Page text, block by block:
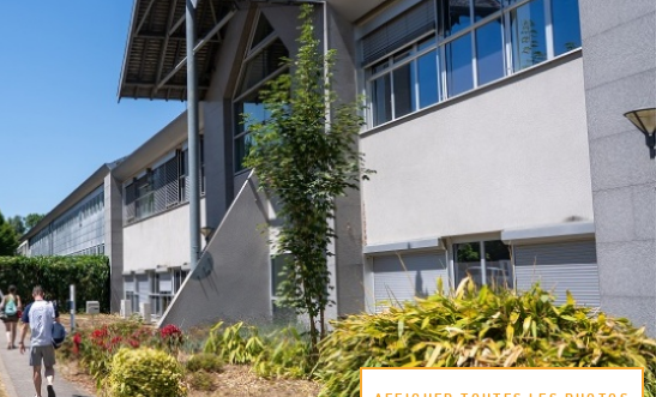
VALIDER